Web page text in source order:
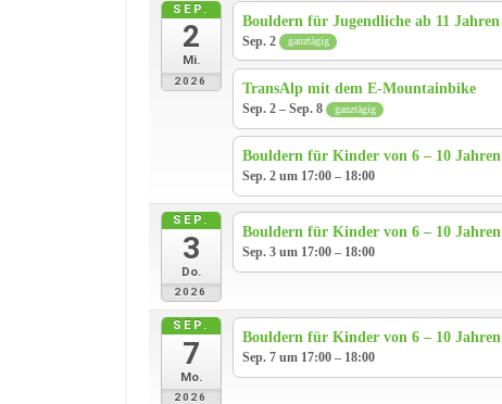
SEP.
2
Mi.
2026
Bouldern für Jugendliche ab 11 Jahren
Sep. 2 ganztägig
TransAlp mit dem E-Mountainbike
Sep. 2 – Sep. 8 ganztägig
Bouldern für Kinder von 6 – 10 Jahren
Sep. 2 um 17:00 – 18:00
SEP.
3
Do.
2026
Bouldern für Kinder von 6 – 10 Jahren
Sep. 3 um 17:00 – 18:00
SEP.
7
Mo.
2026
Bouldern für Kinder von 6 – 10 Jahren
Sep. 7 um 17:00 – 18:00